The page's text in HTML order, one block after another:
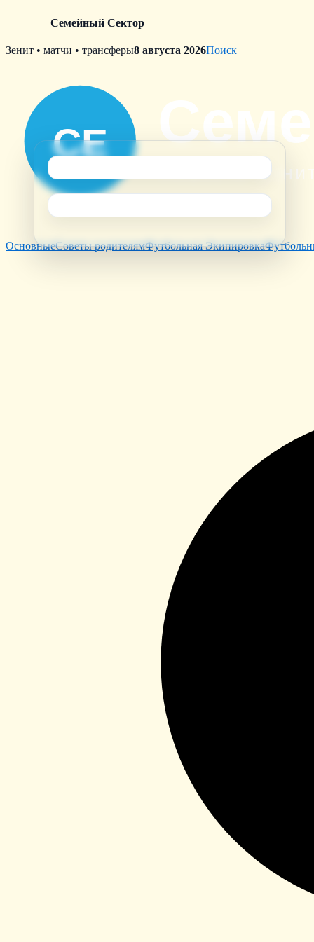
Семейный Сектор
Skip
Зенит • матчи • трансферы8 августа 2026Поиск
ОсновныеСоветы родителямФутбольная Экипировка